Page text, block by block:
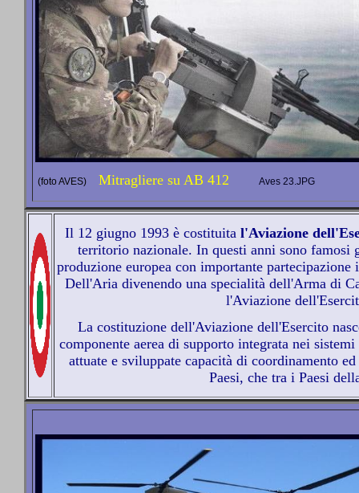
(foto AVES) Mitragliere su AB 412 Aves 23.JPG
Il 12 giugno 1993 è costituita l'Aviazione
territorio nazionale. In questi anni sono
produzione europea con importante
Dell'Aria divenendo una specialità dell'Arma di
l'Aviazione
La costituzione dell'Aviazione dell'Esercito
componente aerea di supporto integrata nei
attuate e sviluppate capacità di coordinamento
Paesi, che tra i Paesi